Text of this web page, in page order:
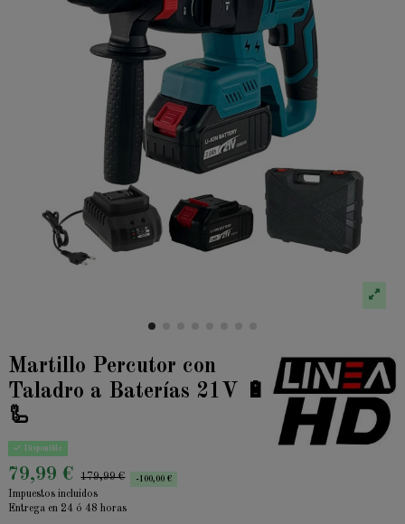
Martillo Percutor con
Taladro a Baterías 21V 🔋
🦾
Disponible
79,99 € 179,99 € -100,00 €
Impuestos incluidos
Entrega en 24 ó 48 horas